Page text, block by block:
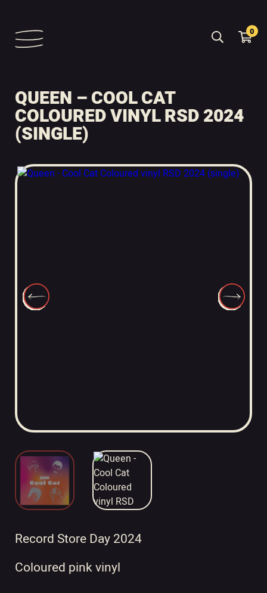
0
QUEEN – COOL CAT
COLOURED VINYL RSD 2024
(SINGLE)
Record Store Day 2024
Coloured pink vinyl